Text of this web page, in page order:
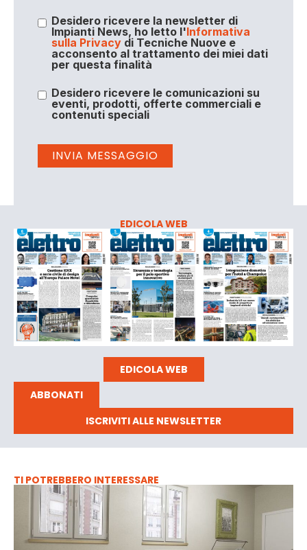
Desidero ricevere la newsletter di
Impianti News, ho letto l'Informativa
sulla Privacydi Tecniche Nuove e
acconsento al trattamento dei miei dati
per questa finalità
Desidero ricevere le comunicazioni su
eventi, prodotti, offerte commerciali e
contenuti speciali
EDICOLA WEB
EDICOLA WEB
ABBONATI
ISCRIVITI ALLE NEWSLETTER
TI POTREBBERO INTERESSARE